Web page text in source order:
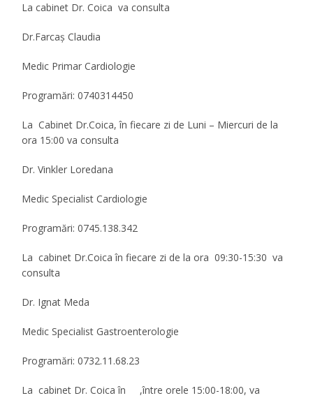
La cabinet Dr. Coica va consulta
Dr.Farcaş Claudia
Medic Primar Cardiologie
Programări: 0740314450
La Cabinet Dr.Coica, în fiecare zi de Luni – Miercuri de la
ora 15:00 va consulta
Dr. Vinkler Loredana
Medic Specialist Cardiologie
Programări: 0745.138.342
La cabinet Dr.Coica în fiecare zi de la ora 09:30-15:30 va
consulta
Dr. Ignat Meda
Medic Specialist Gastroenterologie
Programări: 0732.11.68.23
La cabinet Dr. Coica în ,între orele 15:00-18:00, va